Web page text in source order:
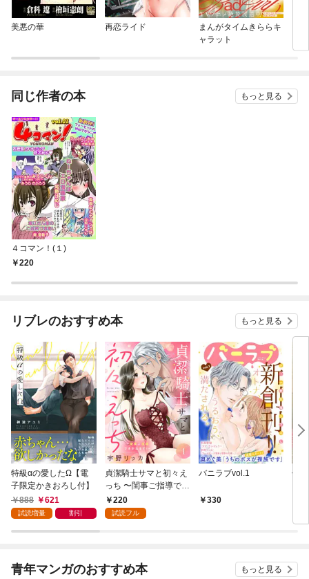
美悪の華 再恋ライド
まんがタイムきららキ
ャラット
同じ作者の本 もっと見る
４コマン！(１)
220
リブレのおすすめ本 もっと見る
特級αの愛したΩ【電
子限定かきおろし付】
888
621
試読増量 割引
貞潔騎士サマと初々え
っち 〜閨事ご指導でき
かねます！〜（1）
220
試読フル
バニラブvol.1
330
偽
青年マンガのおすすめ本 もっと見る